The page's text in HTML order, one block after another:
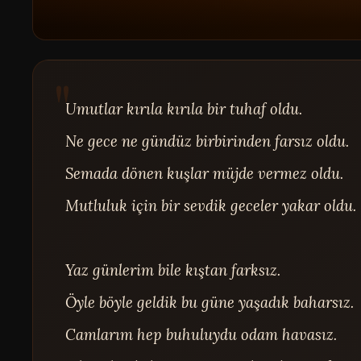
Umutlar kırıla kırıla bir tuhaf oldu.
Ne gece ne gündüz birbirinden farsız oldu.
Semada dönen kuşlar müjde vermez oldu.
Mutluluk için bir sevdik geceler yakar oldu.
Yaz günlerim bile kıştan farksız.
Öyle böyle geldik bu güne yaşadık baharsız.
Camlarım hep buhuluydu odam havasız.